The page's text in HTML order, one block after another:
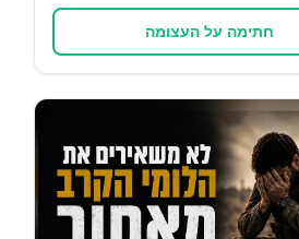
חתימה על העצומה